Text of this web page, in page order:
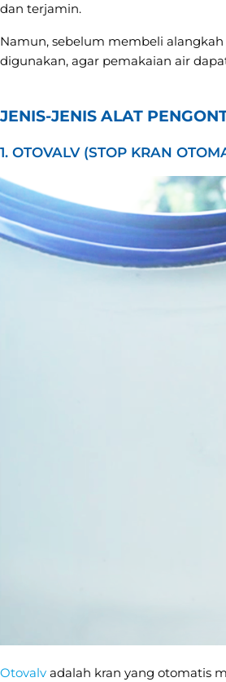
dan terjamin.
Namun, sebelum membeli
digunakan, agar pemakaian air
JENIS-JENIS ALAT
1. OTOVALV (STOP KRAN
Otovalv adalah kran yang otomatis